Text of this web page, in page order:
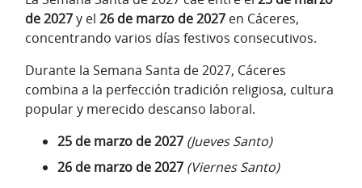
de 2027y el 26 de marzo de 2027 en Cáceres,
concentrando varios días festivos consecutivos.
Durante la Semana Santa de 2027, Cáceres
combina a la perfección tradición religiosa, cultura
popular y merecido descanso laboral.
25 de marzo de 2027 (Jueves Santo)
26 de marzo de 2027 (Viernes Santo)